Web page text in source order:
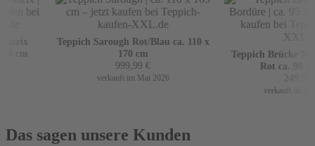
Teppich Sarough Rot/Blau ca. 110 x
170 cm
999,99€
verkauft im Mai 2026
Teppich Brücke
Rot ca. 90 x
249,99
verkauft im
Das sagen unsere Kunden